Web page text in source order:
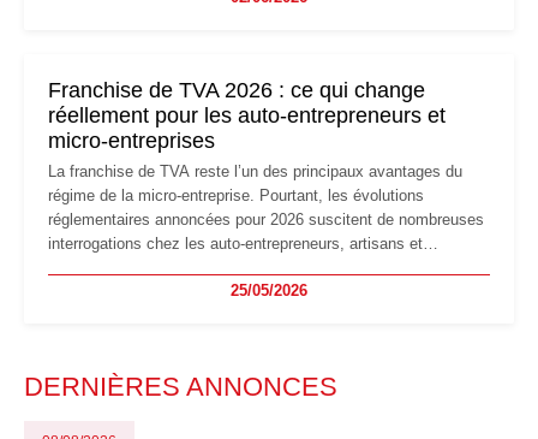
Franchise de TVA 2026 : ce qui change
réellement pour les auto-entrepreneurs et
micro-entreprises
La franchise de TVA reste l’un des principaux avantages du
régime de la micro-entreprise. Pourtant, les évolutions
réglementaires annoncées pour 2026 suscitent de nombreuses
interrogations chez les auto-entrepreneurs, artisans et
facturation ou risque de bascule vers la TVA : les règles
25/05/2026
DERNIÈRES ANNONCES